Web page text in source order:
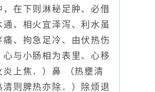
在下则淋秘足肿、必借
、相火宜泽泻、利水虽
、拘急足冷、由伏热伤
与小肠相为表里、心移
上焦．）鼻 （热壅清
则脾热亦除．）除烦退